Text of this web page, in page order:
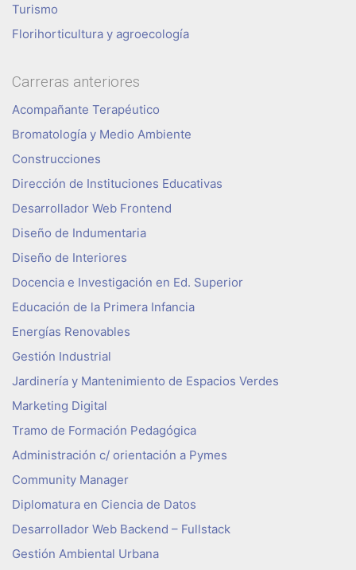
Turismo
Florihorticultura y agroecología
Carreras anteriores
Acompañante Terapéutico
Bromatología y Medio Ambiente
Construcciones
Dirección de Instituciones Educativas
Desarrollador Web Frontend
Diseño de Indumentaria
Diseño de Interiores
Docencia e Investigación en Ed. Superior
Educación de la Primera Infancia
Energías Renovables
Gestión Industrial
Jardinería y Mantenimiento de Espacios Verdes
Marketing Digital
Tramo de Formación Pedagógica
Administración c/ orientación a Pymes
Community Manager
Diplomatura en Ciencia de Datos
Desarrollador Web Backend – Fullstack
Gestión Ambiental Urbana